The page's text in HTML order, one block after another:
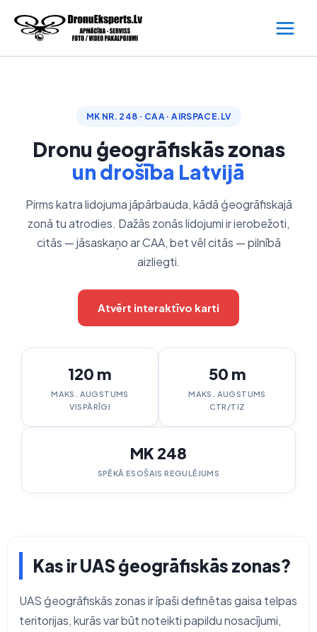
content
MK NR. 248 · CAA · AIRSPACE.LV
Dronu ģeogrāfiskās zonas
un drošība Latvijā
Pirms katra lidojuma jāpārbauda, kādā ģeogrāfiskajā
zonā tu atrodies. Dažās zonās lidojumi ir ierobežoti,
citās — jāsaskaņo ar CAA, bet vēl citās — pilnībā
aizliegti.
Atvērt interaktīvo karti
120 m
MAKS. AUGSTUMS
VISPĀRĪGI
50 m
MAKS. AUGSTUMS
CTR/TIZ
MK 248
SPĒKĀ ESOŠAIS REGULĒJUMS
Kas ir UAS ģeogrāfiskās zonas?
UAS ģeogrāfiskās zonas ir īpaši definētas gaisa telpas
teritorijas, kurās var būt noteikti papildu nosacījumi,